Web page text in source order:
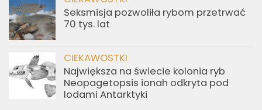
Seksmisja pozwoliła rybom przetrwać
70 tys. lat
CIEKAWOSTKI
Największa na świecie kolonia ryb
Neopagetopsis ionah odkryta pod
lodami Antarktyki